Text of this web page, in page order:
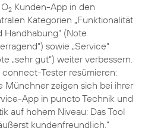
2Kunden-App in den
Kategorien „Funktionalität
Handhabung“ (Note
sowie „Service“
„sehr gut“) weiter verbessern.
connect-Tester resümieren:
Münchner zeigen sich bei ihrer
App in puncto Technik und
auf hohem Niveau: Das Tool
kundenfreundlich.“